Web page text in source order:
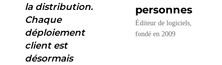
la distribution.
Chaque
déploiement
client est
désormais
personnes
Éditeur de logiciels,
fondé en 2009